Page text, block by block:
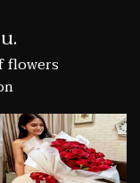
flowers